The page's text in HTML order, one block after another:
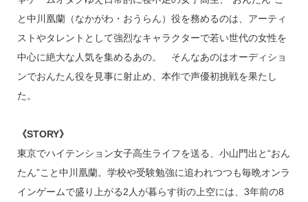
と中川凰蘭（なかがわ・おうらん）役を務めるのは、アーティ
ストやタレントとして強烈なキャラクターで若い世代の女性を
中心に絶大な人気を集めるあの。 そんなあのはオーディショ
ンでおんたん役を見事に射止め、本作で声優初挑戦を果たし
た。
《STORY》
東京でハイテンション女子高生ライフを送る、小山門出と“おん
たん”こと中川凰蘭。学校や受験勉強に追われつつも毎晩オンラ
インゲームで盛り上がる2人が暮らす街の上空には、3年前の8